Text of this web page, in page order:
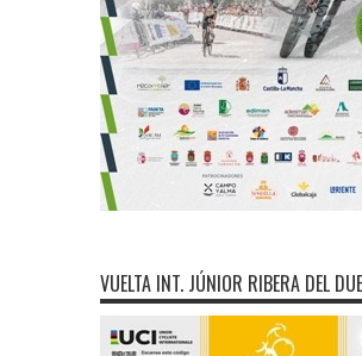
VUELTA INT. JÚNIOR RIBERA DEL